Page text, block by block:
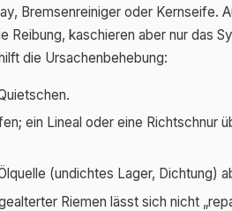
Bremsenreiniger oder Kernseife.
Reibung, kaschieren aber nur das
die Ursachenbehebung:
ein Lineal oder eine Richtschnur
(undichtes Lager, Dichtung)
Riemen lässt sich nicht